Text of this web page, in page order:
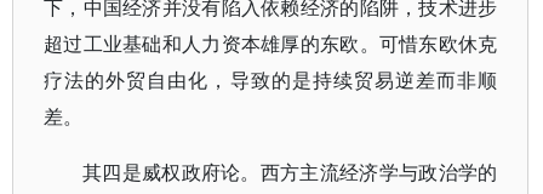
下，中国经济并没有陷入依赖经济的陷阱，技术进步
超过工业基础和人力资本雄厚的东欧。可惜东欧休克
疗法的外贸自由化，导致的是持续贸易逆差而非顺
差。
其四是威权政府论。西方主流经济学与政治学的